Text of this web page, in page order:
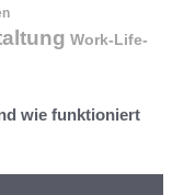
Work-Life-
wie funktioniert